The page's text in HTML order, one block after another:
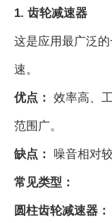
1. 齿轮减速器
这是应用最广泛
速。
优点： 效率高、
范围广。
缺点： 噪音相对
常见类型：
圆柱齿轮减速器：